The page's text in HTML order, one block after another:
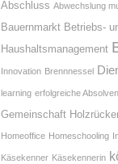
Abschluss Abwechslung
Bauernmarkt Betriebs-
Haushaltsmanagement
Innovation Brennnessel
learning erfolgreiche
Gemeinschaft
Homeoffice Homeschooling
Käsekenner Käsekennerin